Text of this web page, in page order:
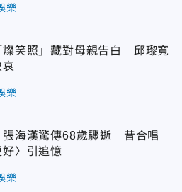
樂
燦笑照」藏對母親告白 邱瓈寬
樂
張海漢驚傳68歲驟逝 昔合唱
好〉引追憶
樂